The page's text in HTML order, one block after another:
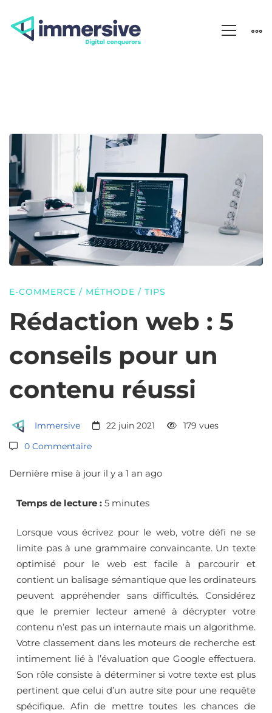
Rédaction
web
:
5
conseils
pour
un
contenu
réussi
E-COMMERCE / MÉTHODE / TIPS
Rédaction web : 5
conseils pour un
contenu réussi
Immersive 22 juin 2021
179 vues
0 Commentaire
Dernière mise à jour il y a 1 an ago
Temps de lecture : 5 minutes
Lorsque vous écrivez pour le web, votre défi ne se
limite pas à une grammaire convaincante. Un texte
optimisé pour le web est facile à parcourir et
contient un balisage sémantique que les ordinateurs
peuvent appréhender sans difficultés. Considérez
que le premier lecteur amené à décrypter votre
contenu n’est pas un internaute mais un algorithme.
Votre classement dans les moteurs de recherche est
intimement lié à l’évaluation que Google effectuera.
Son rôle consiste à déterminer si votre texte est plus
pertinent que celui d’un autre site pour une requête
spécifique. Afin de mettre toutes les chances de